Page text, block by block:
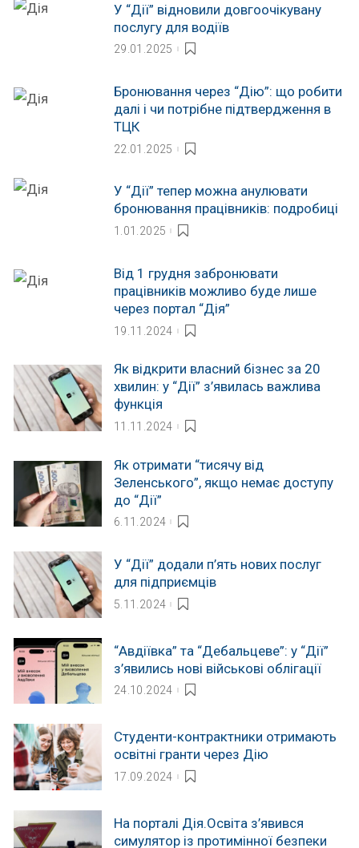
У “Дії” відновили довгоочікувану
послугу для водіїв
29.01.2025
Бронювання через “Дію”: що робити
далі і чи потрібне підтвердження в
ТЦК
22.01.2025
У “Дії” тепер можна анулювати
бронювання працівників: подробиці
1.01.2025
Від 1 грудня забронювати
працівників можливо буде лише
через портал “Дія”
19.11.2024
Як відкрити власний бізнес за 20
хвилин: у “Дії” з’явилась важлива
функція
11.11.2024
Як отримати “тисячу від
Зеленського”, якщо немає доступу
до “Дії”
6.11.2024
У “Дії” додали п’ять нових послуг
для підприємців
5.11.2024
“Авдіївка” та “Дебальцеве”: у “Дії”
з’явились нові військові облігації
24.10.2024
Студенти-контрактники отримають
освітні гранти через Дію
17.09.2024
На порталі Дія.Освіта з’явився
симулятор із протимінної безпеки